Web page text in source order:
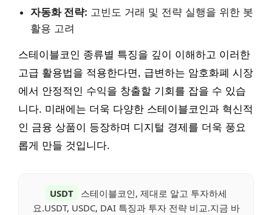
자동화 전략: 고빈도 거래 및 전략 실행을 위한 봇
활용 고려
스테이블코인 종류별 특징을 깊이 이해하고 이러한
고급 활용법을 적용한다면, 급변하는 암호화폐 시장
에서 안정적인 수익을 창출할 기회를 잡을 수 있습
니다. 미래에는 더욱 다양한 스테이블코인과 혁신적
인 금융 상품이 등장하며 디지털 경제를 더욱 풍요
롭게 만들 것입니다.
USDT
스테이블코인, 제대로 알고 투자하세
요.USDT, USDC, DAI 특징과 투자 전략 비교.지금 바